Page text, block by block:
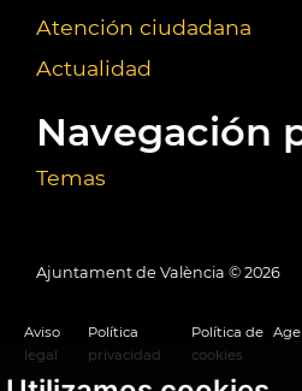
Atención ciudadana
Actualidad
Navegación
Temas
Ajuntament de València © 2026
Aviso
legal
Política
privacidad
Política de
cookies